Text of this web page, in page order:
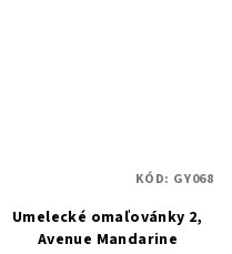
Umelecké omaľovánky 2,
Avenue Mandarine
KÓD: GY068